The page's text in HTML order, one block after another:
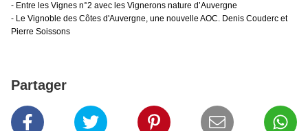
- Entre les Vignes n°2 avec les Vignerons nature d’Auvergne
- Le Vignoble des Côtes d'Auvergne, une nouvelle AOC. Denis Couderc et
Pierre Soissons
Partager